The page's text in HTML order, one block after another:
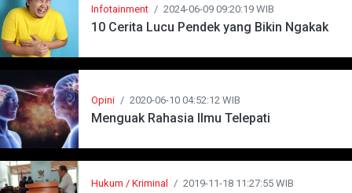
Infotainment / 2024-06-09 09:20:19 WIB
10 Cerita Lucu Pendek yang Bikin Ngakak
Opini / 2020-06-10 04:52:12 WIB
Menguak Rahasia Ilmu Telepati
Hukum / Kriminal / 2019-11-18 11:27:55 WIB